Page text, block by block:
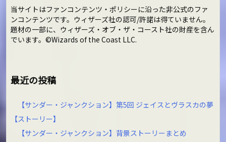
当サイトはファンコンテンツ・ポリシーに沿った非公式のファ
ンコンテンツです。ウィザーズ社の認可/許諾は得ていません。
題材の一部に、ウィザーズ・オブ・ザ・コースト社の財産を含ん
でいます。©Wizards of the Coast LLC.
最近の投稿
【サンダー・ジャンクション】第5回 ジェイスとヴラスカの夢
【ストーリー】
【サンダー・ジャンクション】背景ストーリーまとめ